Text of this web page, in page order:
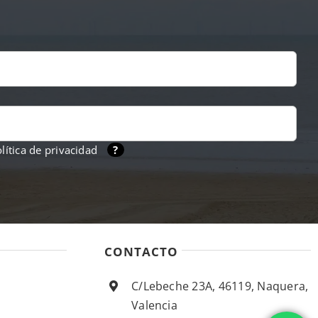
de privacidad ?
CONTACTO
C/Lebeche 23A, 46119, Naquera,
Valencia